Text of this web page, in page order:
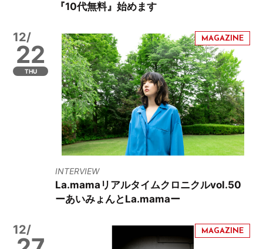
『10代無料』始めます
12/
22
THU
INTERVIEW
La.mamaリアルタイムクロニクルvol.50
ーあいみょんとLa.mamaー
12/